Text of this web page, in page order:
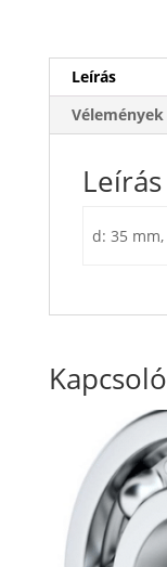
Leírás
Vélemények
Leírás
d: 35